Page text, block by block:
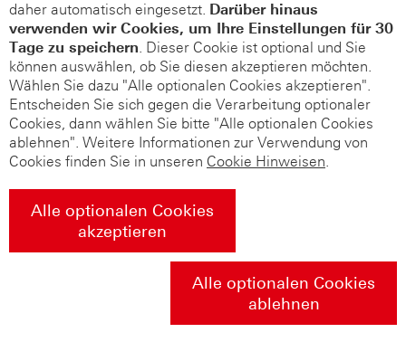
daher automatisch eingesetzt. Darüber hinaus
verwenden wir Cookies, um Ihre Einstellungen für 30
Tage zu speichern. Dieser Cookie ist optional und Sie
können auswählen, ob Sie diesen akzeptieren möchten.
Wählen Sie dazu "Alle optionalen Cookies akzeptieren".
Entscheiden Sie sich gegen die Verarbeitung optionaler
Cookies, dann wählen Sie bitte "Alle optionalen Cookies
ablehnen". Weitere Informationen zur Verwendung von
Cookies finden Sie in unseren Cookie Hinweisen.
Alle optionalen Cookies
akzeptieren
Alle optionalen Cookies
ablehnen